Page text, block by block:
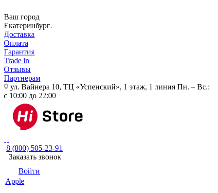
Ваш город
Екатеринбург
Доставка
Оплата
Гарантия
Trade in
Отзывы
Партнерам
ул. Вайнера 10, ТЦ «Успенский», 1 этаж, 1 линия Пн. – Вс.:
с 10:00 до 22:00
8 (800) 505-23-91
Заказать звонок
Войти
Apple